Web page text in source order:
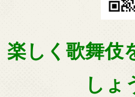
楽しく歌舞伎
しょ